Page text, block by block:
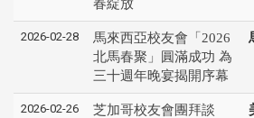
春綻放
2026-02-28
馬來西亞校友會「2026
北馬春聚」圓滿成功 為
三十週年晚宴揭開序幕
2026-02-26
芝加哥校友會團拜談